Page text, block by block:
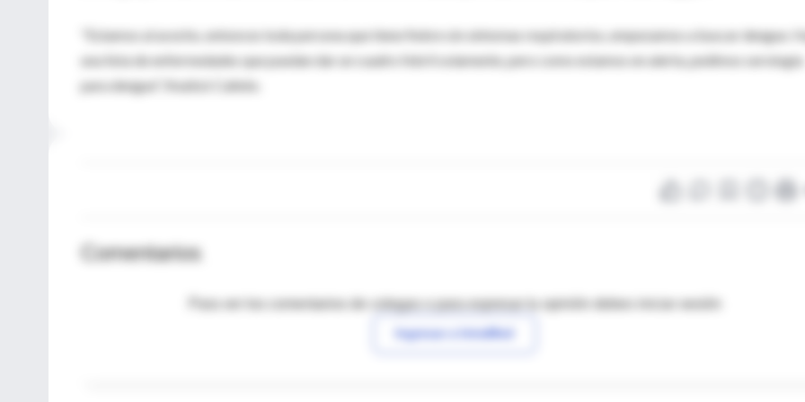
"Estamos al acecho, entonces toda persona que tiene fiebre sin síntomas respiratorios, empezamos a buscar dengue.
una lista de enfermedades que puedan dar un cuadro febril solamente, pero como estamos en alerta, pedimos serología
para dengue", finalizó Cañete.
Comentarios
Para ver los comentarios de colegas o para expresar tu opinión debes iniciar sesión
Ingresar a IntraMed